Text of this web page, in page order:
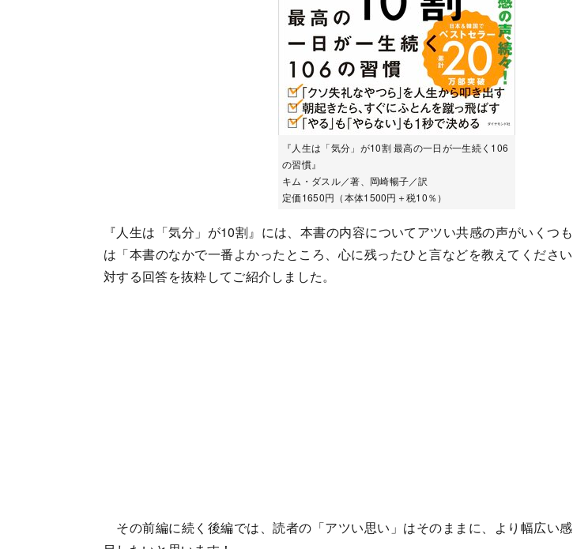
『人生は「気分」が10割 最高の一日が一生続く106
の習慣』
キム・ダスル／著、岡崎暢子／訳
定価1650円（本体1500円＋税10％）
『人生は「気分」が10割』には、本書の内容についてアツい共感の声がいくつ
は「本書のなかで一番よかったところ、心に残ったひと言などを教えてくださ
対する回答を抜粋してご紹介しました。
その前編に続く後編では、読者の「アツい思い」はそのままに、より幅広い